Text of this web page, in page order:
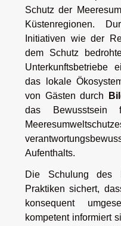
Schutz der
Küstenregionen.
Initiativen wie der
dem Schutz
Unterkunftsbetriebe
das lokale
von Gästen durch
das
Aufenthalts.
Die Schulung des
Praktiken sichert,
konsequent
kompetent informiert